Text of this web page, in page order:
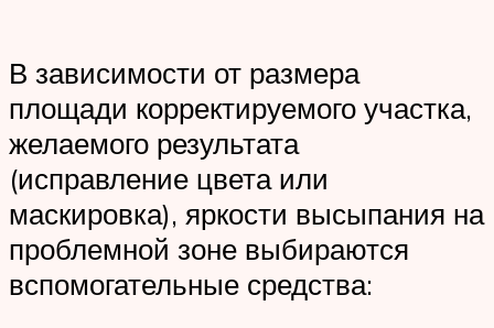
В зависимости от размера
площади корректируемого участка,
желаемого результата
(исправление цвета или
маскировка), яркости высыпания на
проблемной зоне выбираются
вспомогательные средства: